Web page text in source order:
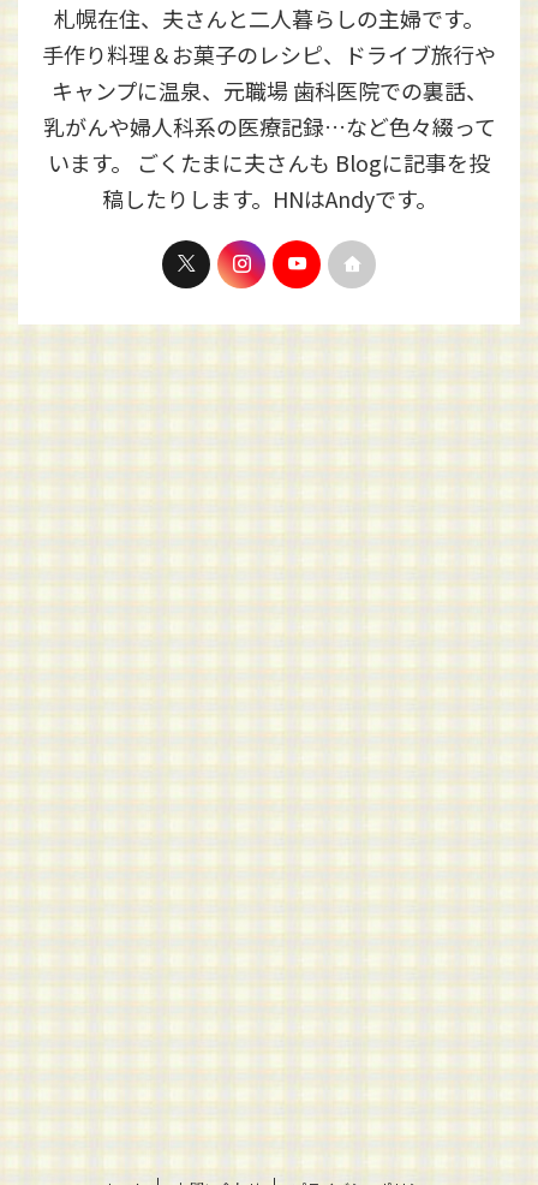
札幌在住、夫さんと二人暮らしの主婦です。
手作り料理＆お菓子のレシピ、ドライブ旅行や
キャンプに温泉、元職場 歯科医院での裏話、
乳がんや婦人科系の医療記録…など色々綴って
います。 ごくたまに夫さんも Blogに記事を投
稿したりします。HNはAndyです。